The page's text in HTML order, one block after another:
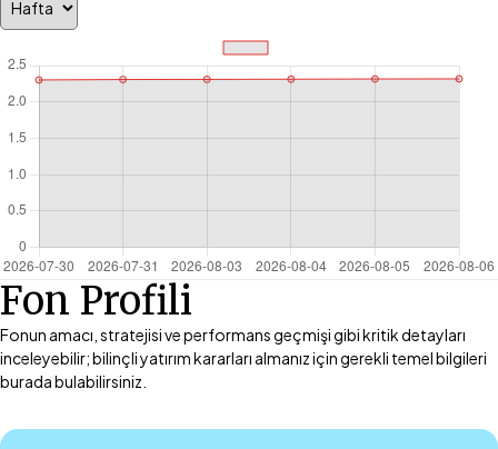
Fon Profili
Fonun amacı, stratejisi ve performans geçmişi gibi kritik detayları
inceleyebilir; bilinçli yatırım kararları almanız için gerekli temel bilgileri
burada bulabilirsiniz.